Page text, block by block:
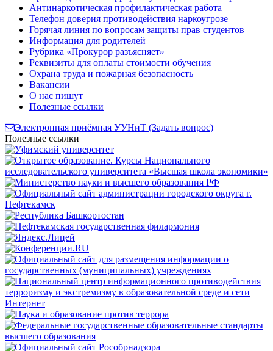
Антинаркотическая профилактическая работа
Телефон доверия противодействия наркоугрозе
Горячая линия по вопросам защиты прав студентов
Информация для родителей
Рубрика «Прокурор разъясняет»
Реквизиты для оплаты стоимости обучения
Охрана труда и пожарная безопасность
Вакансии
О нас пишут
Полезные ссылки
Электронная приёмная УУНиТ (Задать вопрос)
Полезные ссылки